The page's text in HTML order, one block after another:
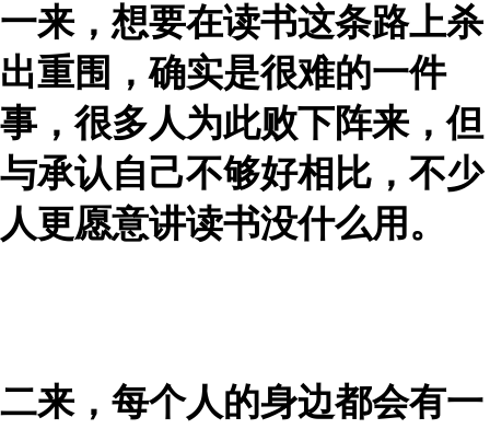
一来，想要在读书这条路上杀
出重围，确实是很难的一件
事，很多人为此败下阵来，但
与承认自己不够好相比，不少
人更愿意讲读书没什么用。
二来，每个人的身边都会有一